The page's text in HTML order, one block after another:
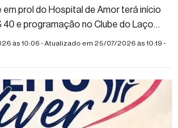
em prol do Hospital de Amor terá início
40 e programação no Clube do Laço
às 10:06 - Atualizado em 25/07/2026 às 10:19 -